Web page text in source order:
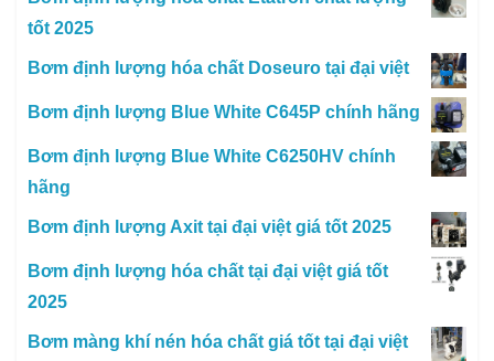
tốt 2025
Bơm định lượng hóa chất Doseuro tại đại việt
Bơm định lượng Blue White C645P chính hãng
Bơm định lượng Blue White C6250HV chính
hãng
Bơm định lượng Axit tại đại việt giá tốt 2025
Bơm định lượng hóa chất tại đại việt giá tốt
2025
Bơm màng khí nén hóa chất giá tốt tại đại việt